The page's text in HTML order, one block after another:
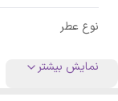
نوع عطر
نمایش بیشتر